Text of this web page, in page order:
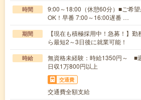
時間
9:00～18:00（休憩60分）■ご希
OK！早番 7:00～16:00遅番 …
期間
【現在も積極採用中！急募！】
ら最短2～3日後に就業可能！
時給
無資格未経験：時給1350円～
日収1万800円以上
交通費
交通費全額支給